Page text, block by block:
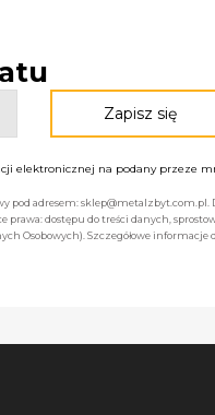
elektronicznej na podany przeze
pod adresem:
dostępu do treści danych,
Osobowych). Szczegółowe